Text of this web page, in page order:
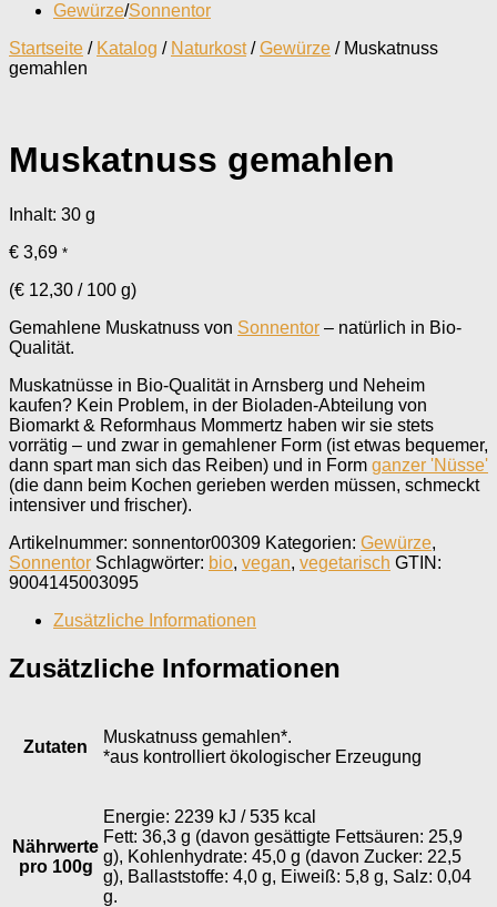
Gewürze/Sonnentor
Startseite / Katalog / Naturkost/Gewürze / Muskatnuss
gemahlen
Muskatnuss gemahlen
Inhalt: 30 g
€ 3,69 *
(€ 12,30 / 100 g)
Gemahlene Muskatnuss von Sonnentor – natürlich in Bio-
Qualität.
Muskatnüsse in Bio-Qualität in Arnsberg und Neheim
kaufen? Kein Problem, in der Bioladen-Abteilung von
Biomarkt & Reformhaus Mommertz haben wir sie stets
vorrätig – und zwar in gemahlener Form (ist etwas bequemer,
dann spart man sich das Reiben) und in Form ganzer 'Nüsse'
(die dann beim Kochen gerieben werden müssen, schmeckt
intensiver und frischer).
Artikelnummer: sonnentor00309 Kategorien: Gewürze,
Sonnentor Schlagwörter: bio, vegan, vegetarisch GTIN:
9004145003095
Zusätzliche Informationen
Zusätzliche Informationen
Zutaten
Muskatnuss gemahlen*.
*aus kontrolliert ökologischer Erzeugung
Nährwerte
pro 100g
Energie: 2239 kJ / 535 kcal
Fett: 36,3 g (davon gesättigte Fettsäuren: 25,9
g), Kohlenhydrate: 45,0 g (davon Zucker: 22,5
g), Ballaststoffe: 4,0 g, Eiweiß: 5,8 g, Salz: 0,04
g.